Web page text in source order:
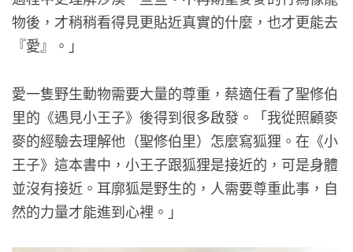
物後，才稍稍看得見更貼近真實的什麼，也才更能去
『愛』。」
愛一隻野生動物需要大量的尊重，蔡適任看了聖修伯
里的《遇見小王子》後得到很多啟發。「我從照顧麥
麥的經驗去理解他（聖修伯里）怎麼寫狐狸。在《小
王子》這本書中，小王子跟狐狸是接近的，可是身體
並沒有接近。耳廓狐是野生的，人需要尊重此事，自
然的力量才能進到心裡。」